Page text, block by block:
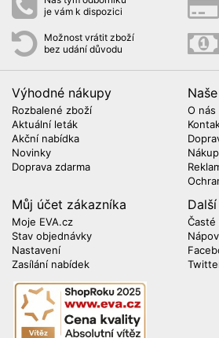
je vám k dispozici
Možnost vrátit zboží
bez udání důvodu
Výhodné nákupy
Rozbalené zboží
Aktuální leták
Akční nabídka
Novinky
Doprava zdarma
O nás
Můj účet zákazníka
Moje EVA.cz
Stav objednávky
Nastavení
Zasílání nabídek
Časté